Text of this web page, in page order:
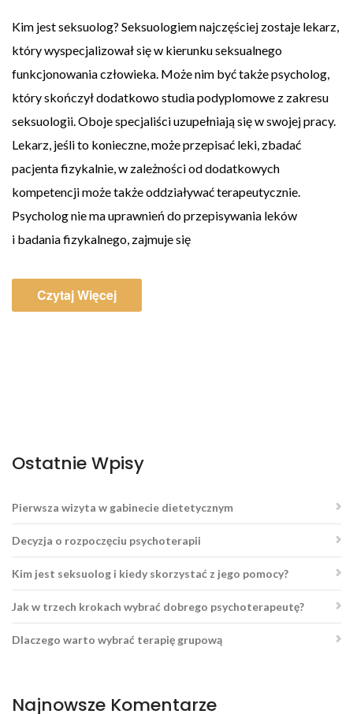
Kim jest seksuolog? Seksuologiem najczęściej zostaje lekarz,
który wyspecjalizował się w kierunku seksualnego
funkcjonowania człowieka. Może nim być także psycholog,
który skończył dodatkowo studia podyplomowe z zakresu
seksuologii. Oboje specjaliści uzupełniają się w swojej pracy.
Lekarz, jeśli to konieczne, może przepisać leki, zbadać
pacjenta fizykalnie, w zależności od dodatkowych
kompetencji może także oddziaływać terapeutycznie.
Psycholog nie ma uprawnień do przepisywania leków
i badania fizykalnego, zajmuje się
Czytaj Więcej
Ostatnie Wpisy
Pierwsza wizyta w gabinecie dietetycznym
Decyzja o rozpoczęciu psychoterapii
Kim jest seksuolog i kiedy skorzystać z jego pomocy?
Jak w trzech krokach wybrać dobrego psychoterapeutę?
Dlaczego warto wybrać terapię grupową
Najnowsze Komentarze